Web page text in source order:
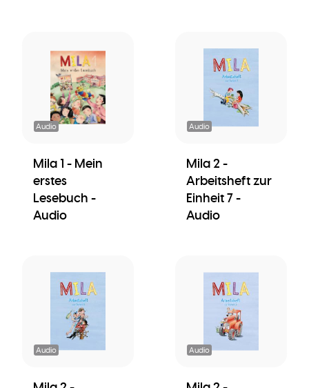
Audio
Mila 1 - Mein
erstes
Lesebuch -
Audio
Audio
Mila 2 -
Arbeitsheft zur
Einheit 7 -
Audio
Audio Audio